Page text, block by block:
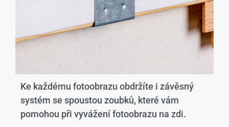
Ke každému fotoobrazu obdržíte i závěsný
systém se spoustou zoubků, které vám
pomohou při vyvážení fotoobrazu na zdi.